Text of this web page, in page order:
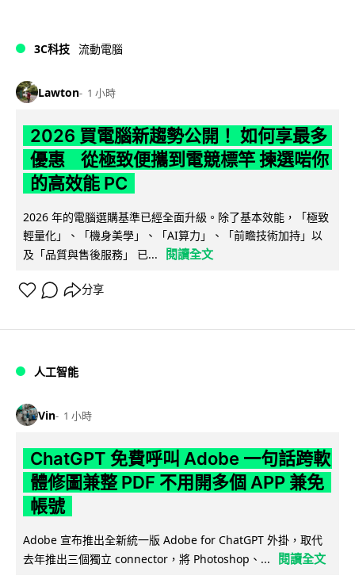
3C科技 流動電腦
Lawton 1 小時
2026 買電腦新趨勢公開！ 如何享最多
優惠 從極致便攜到電競標竿 揀選啱你
的高效能 PC
2026 年的電腦選購基準已經全面升級。除了基本效能，「極致
輕量化」、「機身美學」、「AI算力」、「前瞻技術加持」以
及「品質與售後服務」 已...
閱讀全文
分享
人工智能
Vin 1 小時
ChatGPT 免費呼叫 Adobe 一句話跨軟
體修圖兼整 PDF 不用開多個 APP 兼免
帳號
Adobe 宣布推出全新統一版 Adobe for ChatGPT 外掛，取代
去年推出三個獨立 connector，將 Photoshop、...
閱讀全文